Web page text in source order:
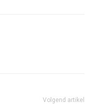
Volgend artikel